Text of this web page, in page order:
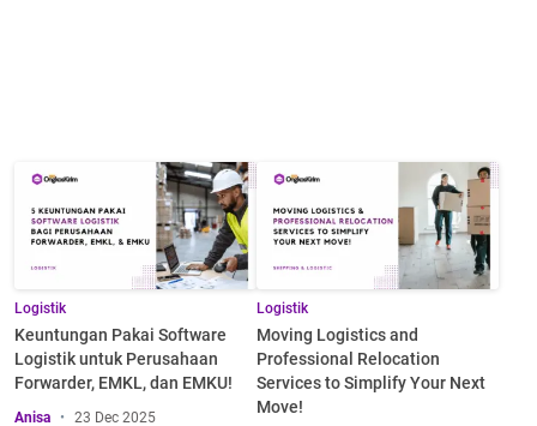
Logistik
Keuntungan Pakai Software
Logistik untuk Perusahaan
Forwarder, EMKL, dan EMKU!
Anisa 23 Dec 2025
Logistik
Moving Logistics and
Professional Relocation
Services to Simplify Your Next
Move!